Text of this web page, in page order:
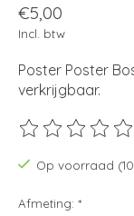
€5,00
Incl. btw
Poster Poster
verkrijgbaar.
De beoordeling
Op voorraad
Afmeting: *